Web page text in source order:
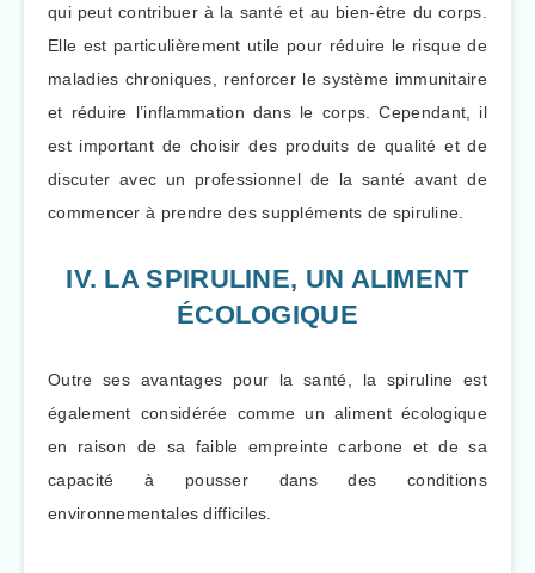
qui peut contribuer à la santé et au bien-être du corps.
Elle est particulièrement utile pour réduire le risque de
maladies chroniques, renforcer le système immunitaire
et réduire l’inflammation dans le corps. Cependant, il
est important de choisir des produits de qualité et de
discuter avec un professionnel de la santé avant de
commencer à prendre des suppléments de spiruline.
IV. LA SPIRULINE, UN ALIMENT
ÉCOLOGIQUE
Outre ses avantages pour la santé, la spiruline est
également considérée comme un aliment écologique
en raison de sa faible empreinte carbone et de sa
capacité à pousser dans des conditions
environnementales difficiles.